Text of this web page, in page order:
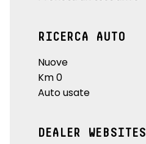
RICERCA AUTO
Nuove
Km 0
Auto usate
DEALER WEBSITES